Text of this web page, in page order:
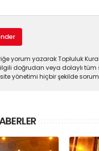
yorum yazarak Topluluk
doğrudan veya dolaylı tüm
yönetimi hiçbir şekilde